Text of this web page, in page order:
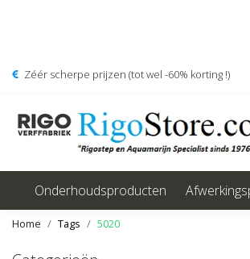
Zéér scherpe prijzen (tot wel -60% korting !)
Onderhoudsproducten
Home Tags 5020